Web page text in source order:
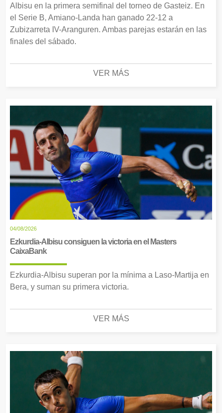
Albisu en la primera semifinal del torneo de Gasteiz. En
el Serie B, Amiano-Landa han ganado 22-12 a
Zubizarreta IV-Aranguren. Ambas parejas estarán en las
finales del sábado.
VER MÁS
04/08/2026
Ezkurdia-Albisu consiguen la victoria en el Masters
CaixaBank
Ezkurdia-Albisu superan por la mínima a Laso-Martija en
Bera, y suman su primera victoria.
VER MÁS